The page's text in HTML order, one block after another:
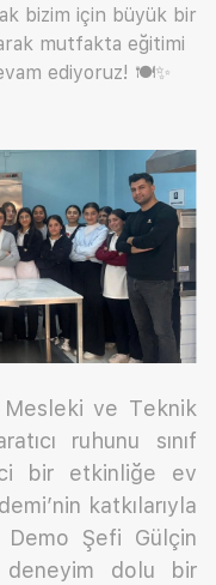
bizim için büyük bir
mutfakta eğitimi
ediyoruz! 🍽️✨
ve Teknik
ruhunu sınıf
bir etkinliğe ev
katkılarıyla
Şefi Gülçin
dolu bir